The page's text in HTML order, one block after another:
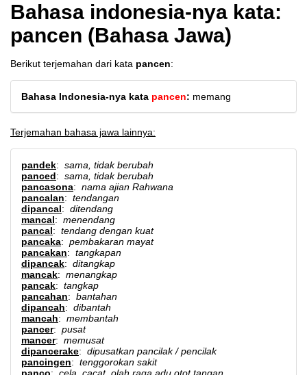
Bahasa indonesia-nya kata:
pancen (Bahasa Jawa)
Berikut terjemahan dari kata pancen:
Bahasa Indonesia-nya kata pancen: memang
Terjemahan bahasa jawa lainnya:
pandek: sama, tidak berubah
panced: sama, tidak berubah
pancasona: nama ajian Rahwana
pancalan: tendangan
dipancal: ditendang
mancal: menendang
pancal: tendang dengan kuat
pancaka: pembakaran mayat
pancakan: tangkapan
dipancak: ditangkap
mancak: menangkap
pancak: tangkap
pancahan: bantahan
dipancah: dibantah
mancah: membantah
pancer: pusat
mancer: memusat
dipancerake: dipusatkan pancilak / pencilak
pancingen: tenggorokan sakit